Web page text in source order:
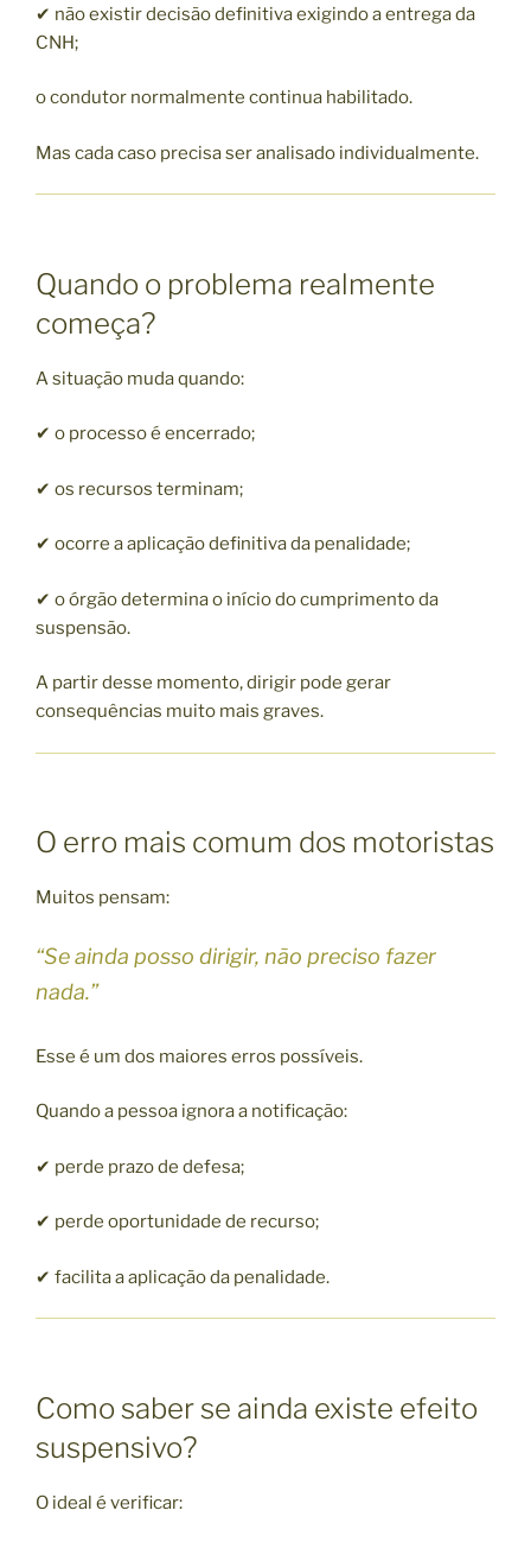
✔ não existir decisão definitiva exigindo a entrega da
CNH;
o condutor normalmente continua habilitado.
Mas cada caso precisa ser analisado individualmente.
Quando o problema realmente
começa?
A situação muda quando:
✔ o processo é encerrado;
✔ os recursos terminam;
✔ ocorre a aplicação definitiva da penalidade;
✔ o órgão determina o início do cumprimento da
suspensão.
A partir desse momento, dirigir pode gerar
consequências muito mais graves.
O erro mais comum dos motoristas
Muitos pensam:
“Se ainda posso dirigir, não preciso fazer
nada.”
Esse é um dos maiores erros possíveis.
Quando a pessoa ignora a notificação:
✔ perde prazo de defesa;
✔ perde oportunidade de recurso;
✔ facilita a aplicação da penalidade.
Como saber se ainda existe efeito
suspensivo?
O ideal é verificar: